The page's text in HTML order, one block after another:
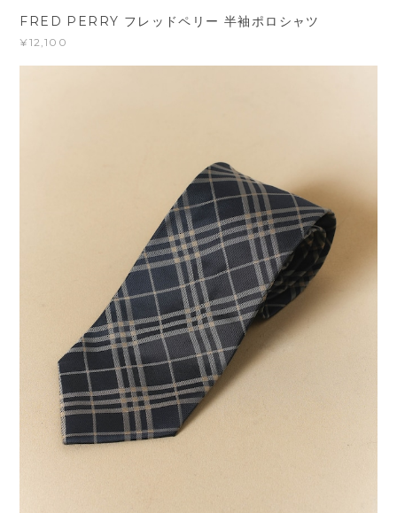
FRED PERRY フレッドペリー 半袖ポロシャツ
¥12,100